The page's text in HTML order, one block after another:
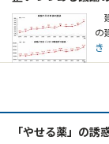
の
き
「やせる薬」の誘